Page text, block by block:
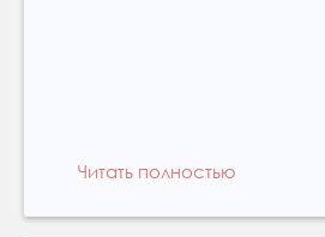
Читать полностью